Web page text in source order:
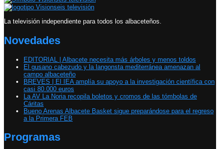
La televisión independiente para todos los albaceteños.
Novedades
EDITORIAL | Albacete necesita más árboles y menos toldos
El gusano cabezudo y la langonsta mediterránea amenazan al
campo albaceteño
BREVES | El IEA amplía su apoyo a la investigación científica con
casi 80.000 euros
La AV La Noria recopila boletos y cromos de las tómbolas de
Cáritas
Bueno Arenas Albacete Basket sigue preparándose para el regreso
a la Primera FEB
Programas